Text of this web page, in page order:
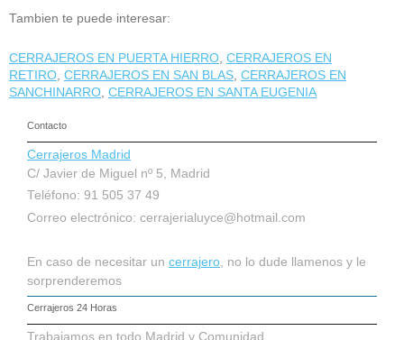
Tambien te puede interesar:
CERRAJEROS EN PUERTA HIERRO CERRAJEROS EN
RETIRO CERRAJEROS EN SAN BLAS CERRAJEROS EN
SANCHINARRO CERRAJEROS EN SANTA EUGENIA
Contacto
Cerrajeros Madrid
C/ Javier de Miguel nº 5, Madrid
Teléfono: 91 505 37 49
Correo electrónico: cerrajerialuyce@hotmail.com
En caso de necesitar un cerrajero , no lo dude llamenos y le
sorprenderemos
Cerrajeros 24 Horas
Trabajamos en todo Madrid y Comunidad.